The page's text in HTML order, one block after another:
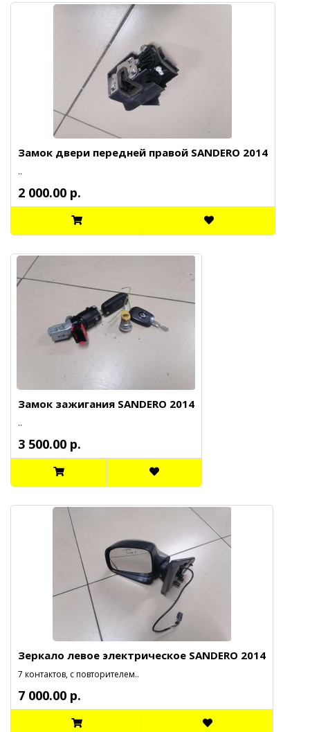
Замок двери передней правой SANDERO 2014
..
2 000.00 р.
Замок зажигания SANDERO 2014
..
3 500.00 р.
Зеркало левое электрическое SANDERO 2014
7 контактов, с повторителем..
7 000.00 р.